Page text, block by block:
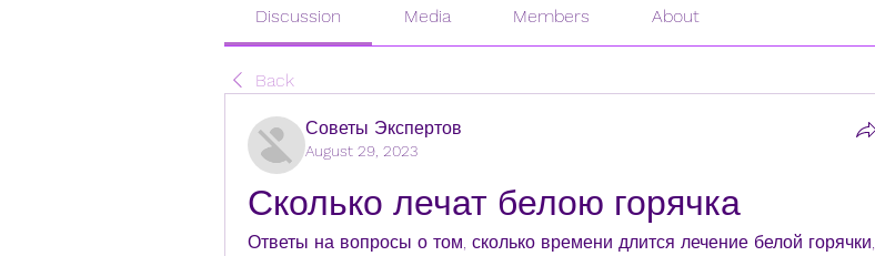
Discussion Media Members About
Back
Советы Экспертов
August 29, 2023
Сколько лечат белою горячка
Ответы на вопросы о том, сколько времени длится лечение белой горячки,